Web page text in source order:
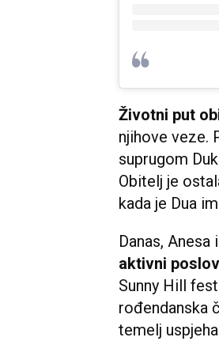
Životni put
njihove veze.
suprugom
Obitelj je
kada je Dua
Danas,
aktivni
Sunny Hill
rođendanska
temelj